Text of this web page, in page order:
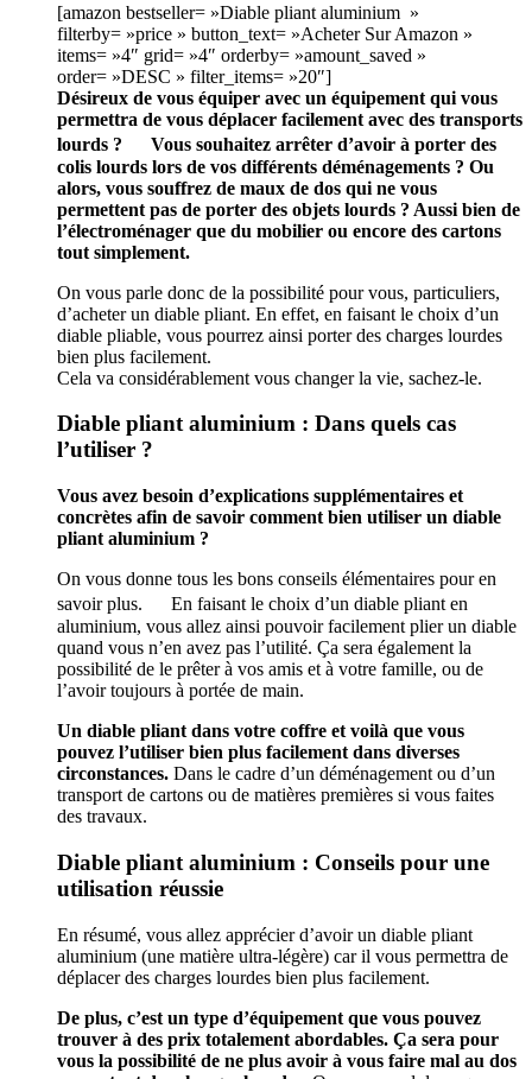
[amazon bestseller= »Diable pliant aluminium »
filterby= »price » button_text= »Acheter Sur Amazon »
items= »4″ grid= »4″ orderby= »amount_saved »
order= »DESC » filter_items= »20″]
Désireux de vous équiper avec un équipement qui vous
permettra de vous déplacer facilement avec des transports
lourds ? Vous souhaitez arrêter d’avoir à porter des
colis lourds lors de vos différents déménagements ? Ou
alors, vous souffrez de maux de dos qui ne vous
permettent pas de porter des objets lourds ? Aussi bien de
l’électroménager que du mobilier ou encore des cartons
tout simplement.
On vous parle donc de la possibilité pour vous, particuliers,
d’acheter un diable pliant. En effet, en faisant le choix d’un
diable pliable, vous pourrez ainsi porter des charges lourdes
bien plus facilement.
Cela va considérablement vous changer la vie, sachez-le.
Diable pliant aluminium : Dans quels cas
l’utiliser ?
Vous avez besoin d’explications supplémentaires et
concrètes afin de savoir comment bien utiliser un diable
pliant aluminium ?
On vous donne tous les bons conseils élémentaires pour en
savoir plus. En faisant le choix d’un diable pliant en
aluminium, vous allez ainsi pouvoir facilement plier un diable
quand vous n’en avez pas l’utilité. Ça sera également la
possibilité de le prêter à vos amis et à votre famille, ou de
l’avoir toujours à portée de main.
Un diable pliant dans votre coffre et voilà que vous
pouvez l’utiliser bien plus facilement dans diverses
circonstances. Dans le cadre d’un déménagement ou d’un
transport de cartons ou de matières premières si vous faites
des travaux.
Diable pliant aluminium : Conseils pour une
utilisation réussie
En résumé, vous allez apprécier d’avoir un diable pliant
aluminium (une matière ultra-légère) car il vous permettra de
déplacer des charges lourdes bien plus facilement.
De plus, c’est un type d’équipement que vous pouvez
trouver à des prix totalement abordables. Ça sera pour
vous la possibilité de ne plus avoir à vous faire mal au dos